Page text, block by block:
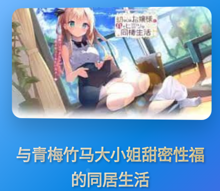
与青梅竹马大小姐甜密性福
的同居生活